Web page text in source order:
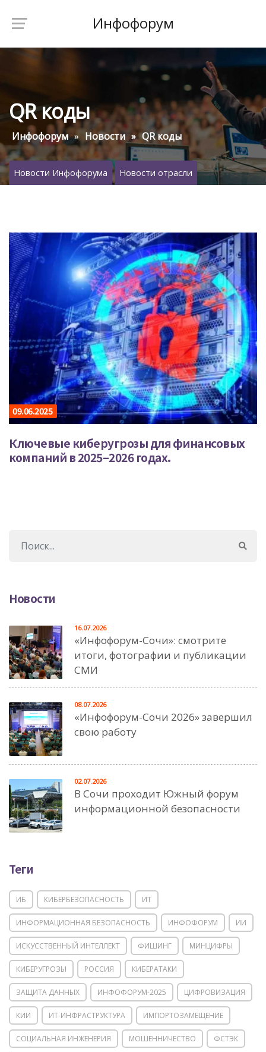
Инфофорум
QR коды
Инфофорум Новости QR коды
Новости Инфофорума Новости отрасли
09.06.2025
Ключевые киберугрозы для финансовых
компаний в 2025–2026 годах.
Новости
«Инфофорум-Сочи»: смотрите
итоги, фотографии и публикации
СМИ
16.07.2026
«Инфофорум-Сочи 2026» завершил
свою работу
08.07.2026
В Сочи проходит Южный форум
информационной безопасности
02.07.2026
Теги
ИБ КИБЕРБЕЗОПАСНОСТЬ ИТ
ИНФОРМАЦИОННАЯ БЕЗОПАСНОСТЬ ИНФОФОРУМ ИИ
ИСКУССТВЕННЫЙ ИНТЕЛЛЕКТ ФИШИНГ МИНЦИФРЫ
КИБЕРУГРОЗЫ РОССИЯ КИБЕРАТАКИ
ЗАЩИТА ДАННЫХ ИНФОФОРУМ-2025 ЦИФРОВИЗАЦИЯ
КИИ ИТ-ИНФРАСТРУКТУРА ИМПОРТОЗАМЕЩЕНИЕ
СОЦИАЛЬНАЯ ИНЖЕНЕРИЯ МОШЕННИЧЕСТВО ФСТЭК